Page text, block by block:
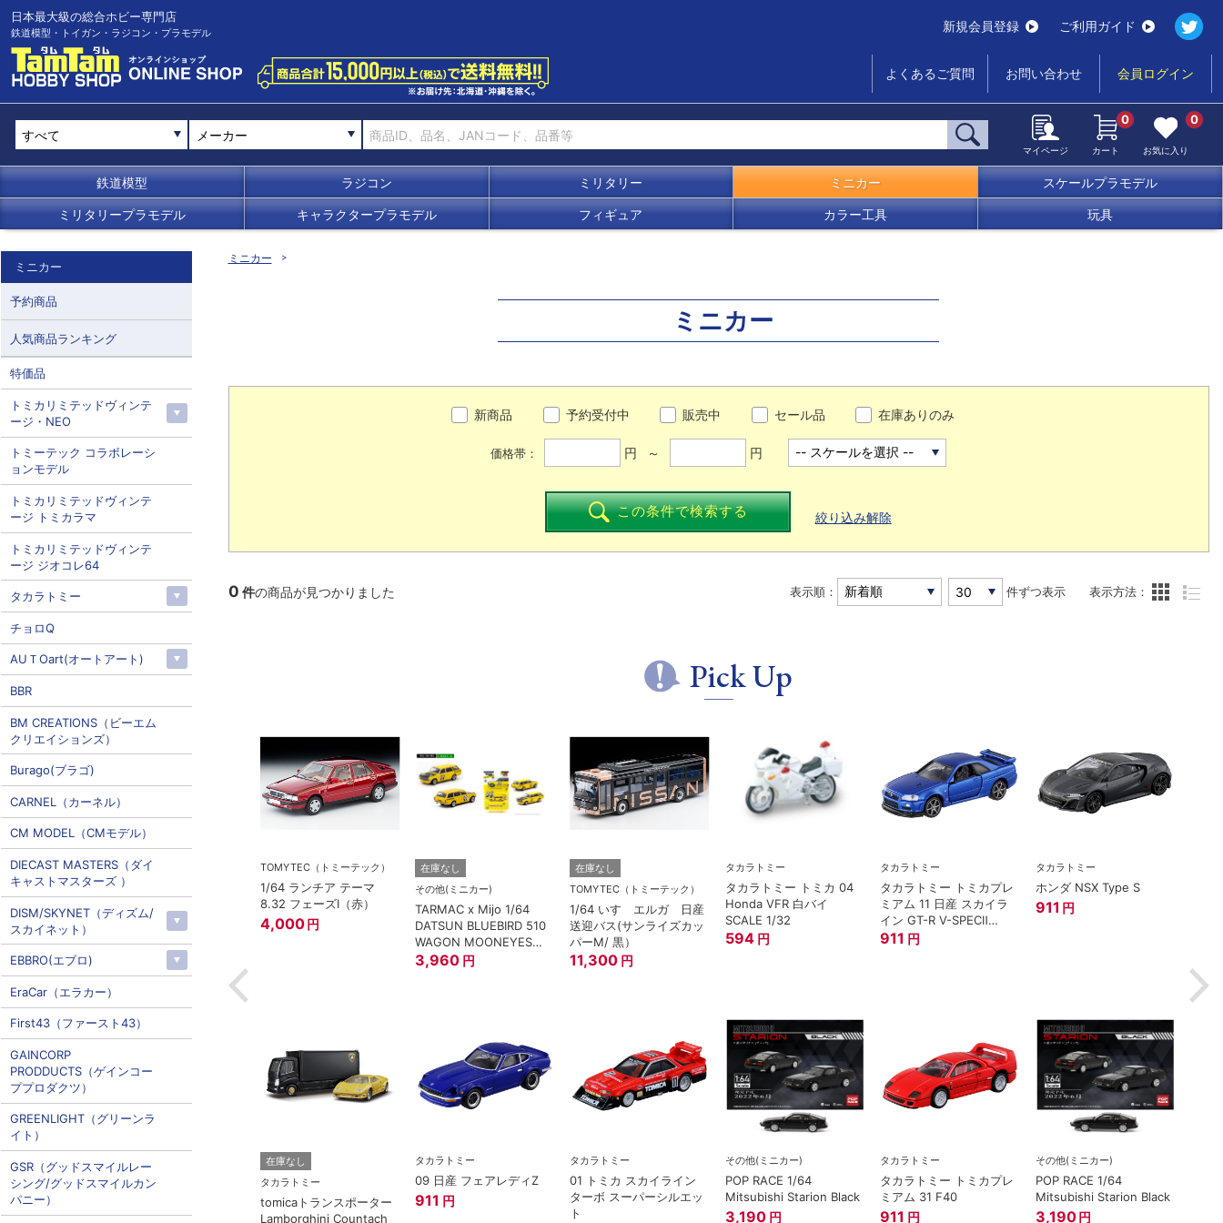
日本最大級の総合ホビー専門店
鉄道模型・トイガン・ラジコン・プラモデル 新規会員登録 ご利用ガイド
よくあるご質問 お問い合わせ 会員ログイン
メーカー
マイページ カート
0
お気に入り
0
鉄道模型 ラジコン ミリタリー ミニカー スケールプラモデル
ミリタリープラモデル キャラクタープラモデル フィギュア カラー工具 玩具
ミニカー
ミニカー
新商品 予約受付中 販売中 セール品 在庫ありのみ
価格帯： 円 ～ 円
この条件で検索する 絞り込み解除
0 件の商品が見つかりました 表示順： 件ずつ表示 表示方法：
Pick Up
ミアム 07 ラン
TOMYTEC（トミーテック）
1/64 ランチア テーマ
8.32 フェーズI（赤）
4,000 円
在庫なし
その他(ミニカー)
TARMAC x Mijo 1/64
DATSUN BLUEBIRD 510
WAGON MOONEYES
SPECIAL EDITION.
3,960 円
在庫なし
TOMYTEC（トミーテック）
1/64 いすゞエルガ 日産
送迎バス(サンライズカッ
パーM/ 黒）
11,300 円
タカラトミー
タカラトミー トミカ 04
Honda VFR 白バイ
SCALE 1/32
594 円
タカラトミー
タカラトミー トミカプレ
ミアム 11 日産 スカイラ
イン GT-R V-SPECⅡ
Nur ミニカー
911 円
タカラトミー
ホンダ NSX Type S
911 円
在庫なし
タカラトミー
tomicaトランスポーター
Lamborghini Countach
タカラトミー
09 日産 フェアレディZ
911 円
タカラトミー
01 トミカ スカイライン
ターボ スーパーシルエッ
ト
その他(ミニカー)
POP RACE 1/64
Mitsubishi Starion Black
3,190 円
タカラトミー
タカラトミー トミカプレ
ミアム 31 F40
911 円
その他(ミニカー)
POP RACE 1/64
Mitsubishi Starion Black
3,190 円
ミニカー
予約商品
人気商品ランキング
特価品
トミカリミテッドヴィンテ
ージ・NEO
トミーテック コラボレーシ
ョンモデル
トミカリミテッドヴィンテ
ージ トミカラマ
トミカリミテッドヴィンテ
ージ ジオコレ64
タカラトミー
チョロQ
AUＴOart(オートアート)
BBR
BM CREATIONS（ビーエム
クリエイションズ）
Burago(ブラゴ)
CARNEL（カーネル）
CM MODEL（CMモデル）
DIECAST MASTERS（ダイ
キャストマスターズ ）
DISM/SKYNET（ディズム/
スカイネット）
EBBRO(エブロ)
EraCar（エラカー）
First43（ファースト43）
GAINCORP
PRODDUCTS（ゲインコー
ププロダクツ）
GREENLIGHT（グリーンラ
イト）
GSR（グッドスマイルレー
シング/グッドスマイルカン
パニー）